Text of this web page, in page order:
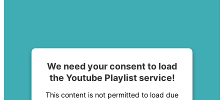
We need your consent to load
the Youtube Playlist service!
This content is not permitted to load due